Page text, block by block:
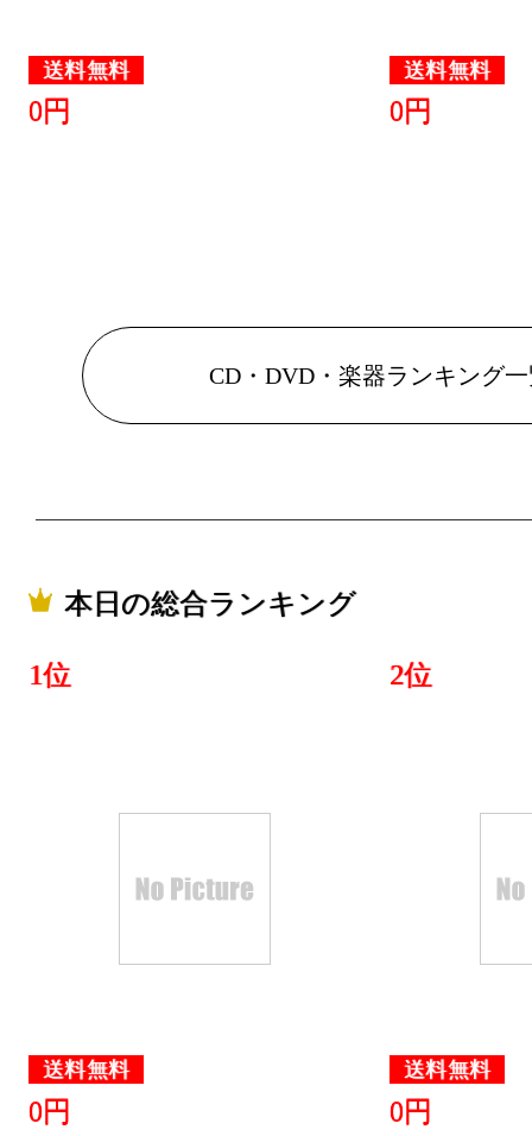
送料無料
0円
送料無料
0円
CD・DVD・楽器ランキング
本日の総合ランキング
1位
送料無料
0円
2位
送料無料
0円